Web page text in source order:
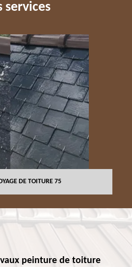
services
DE TOITURE 75
peinture de toiture